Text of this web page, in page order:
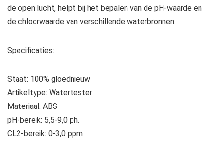
de open lucht, helpt bij het bepalen van de pH-waarde en
de chloorwaarde van verschillende waterbronnen.
Specificaties:
Staat: 100% gloednieuw
Artikeltype: Watertester
Materiaal: ABS
pH-bereik: 5,5-9,0 ph.
CL2-bereik: 0-3,0 ppm